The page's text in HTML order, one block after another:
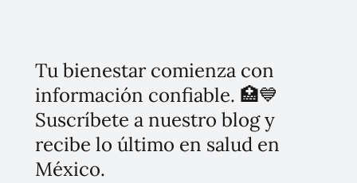
Tu bienestar comienza con
información confiable. 🏥💙
Suscríbete a nuestro blog y
recibe lo último en salud en
México.